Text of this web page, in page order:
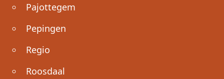
Pajottegem
Pepingen
Regio
Roosdaal